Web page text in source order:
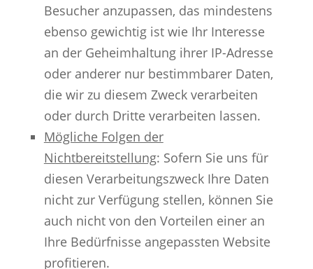
Besucher anzupassen, das mindestens
ebenso gewichtig ist wie Ihr Interesse
an der Geheimhaltung ihrer IP-Adresse
oder anderer nur bestimmbarer Daten,
die wir zu diesem Zweck verarbeiten
oder durch Dritte verarbeiten lassen.
Mögliche Folgen der
Nichtbereitstellung: Sofern Sie uns für
diesen Verarbeitungszweck Ihre Daten
nicht zur Verfügung stellen, können Sie
auch nicht von den Vorteilen einer an
Ihre Bedürfnisse angepassten Website
profitieren.